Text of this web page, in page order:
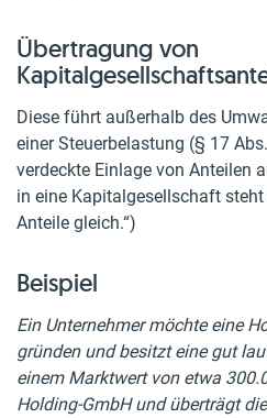
Übertragung von
Diese führt außerhalb des
einer Steuerbelastung (§ 17
verdeckte Einlage von Anteilen
in eine Kapitalgesellschaft
Anteile gleich.“)
Beispiel
Ein Unternehmer möchte eine
gründen und besitzt eine gut
einem Marktwert von etwa
Holding-GmbH und überträgt